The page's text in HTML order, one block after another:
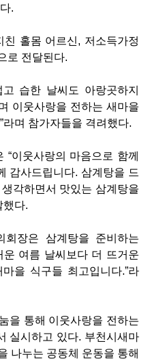
.
홀몸 어르신, 저소득가정
로 전달된다.
습한 날씨도 아랑곳하지
이웃사랑을 전하는 새마을
며 참가자들을 격려했다.
“이웃사랑의 마음으로 함께
감사드립니다. 삼계탕을 드
각하면서 맛있는 삼계탕을
했다.
회장은 삼계탕을 준비하는
운 여름 날씨보다 더 뜨거운
을 식구들 최고입니다.”라
을 통해 이웃사랑을 전하는
실시하고 있다. 부천시새마
나누는 공동체 운동을 통해